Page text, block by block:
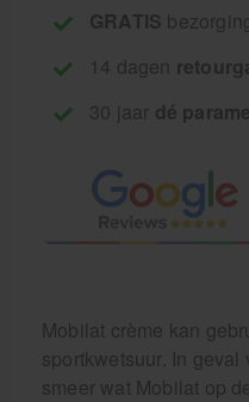
GRATIS
14 dagen
30 jaar dé
Mobilat crème kan
sportkwetsuur. In
smeer wat Mobilat op